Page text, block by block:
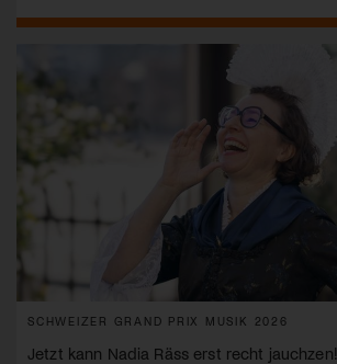
SCHWEIZER GRAND PRIX MUSIK 2026
Jetzt kann Nadia Räss erst recht jauchzen!